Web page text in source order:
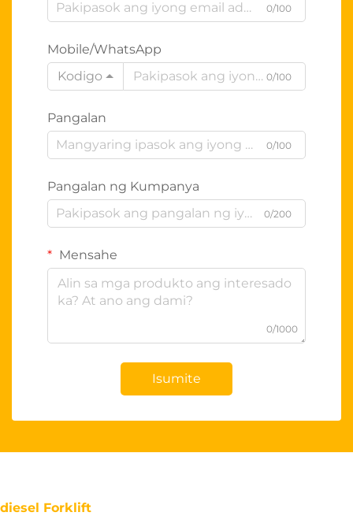
0/100
Mobile/WhatsApp
Kodigo
0/100
Pangalan
0/100
Pangalan ng Kumpanya
0/200
Mensahe
0/1000
Isumite
diesel Forklift